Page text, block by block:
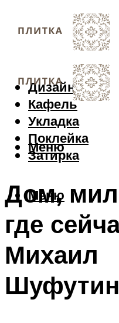
Дизайн
Кафель
Укладка
Поклейка
Затирка
Меню
Меню
Дом,
где
Михаил